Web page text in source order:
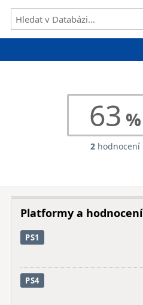
63
2hodnocení
Platformy a hodnocení
PS1
PS4